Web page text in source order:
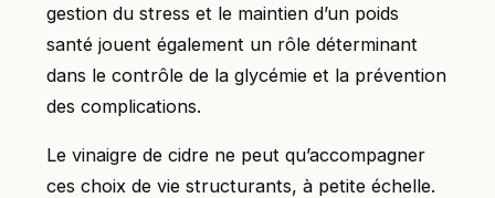
gestion du stress et le maintien d’un poids
santé jouent également un rôle déterminant
dans le contrôle de la glycémie et la prévention
des complications.
Le vinaigre de cidre ne peut qu’accompagner
ces choix de vie structurants, à petite échelle.